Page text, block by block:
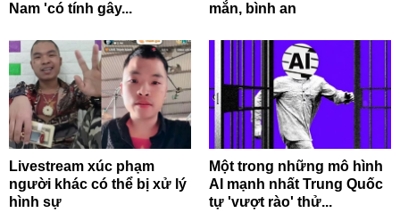
Nam 'có tính gây...
mắn, bình an
Livestream xúc phạm
người khác có thể bị xử lý
hình sự
Một trong những mô hình
AI mạnh nhất Trung Quốc
tự 'vượt rào' thử...